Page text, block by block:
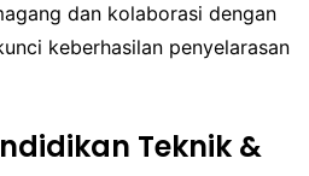
dan kolaborasi dengan
keberhasilan penyelarasan
Teknik &